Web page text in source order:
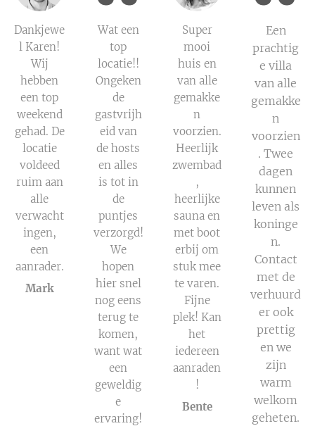
Dankjewe
l Karen!
Wij
hebben
een top
weekend
gehad. De
locatie
voldeed
ruim aan
alle
verwacht
ingen,
een
aanrader.
Mark
Wat een
top
locatie!!
Ongeken
de
gastvrijh
eid van
de hosts
en alles
is tot in
de
puntjes
verzorgd!
We
hopen
hier snel
nog eens
terug te
komen,
want wat
een
geweldig
e
ervaring!
Super
mooi
huis en
van alle
gemakke
n
voorzien.
Heerlijk
zwembad
,
heerlijke
sauna en
met boot
erbij om
stuk mee
te varen.
Fijne
plek! Kan
het
iedereen
aanraden
!
Bente
Een
prachtig
e villa
van alle
gemakke
n
voorzien
. Twee
dagen
kunnen
leven als
koninge
n.
Contact
met de
verhuurd
er ook
prettig
en we
zijn
warm
welkom
geheten.